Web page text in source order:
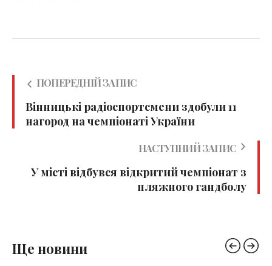
ПОПЕРЕДНІЙ ЗАПИС
Вінницькі радіоспортсмени здобули 11
нагород на чемпіонаті України
НАСТУПНИЙ ЗАПИС
У місті відбувся відкритий чемпіонат з
пляжного гандболу
Ще новини